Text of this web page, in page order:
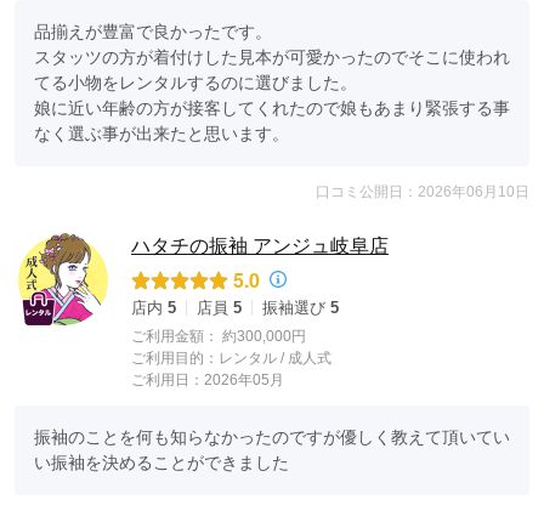
品揃えが豊富で良かったです。
スタッツの方が着付けした見本が可愛かったのでそこに使われ
てる小物をレンタルするのに選びました。
娘に近い年齢の方が接客してくれたので娘もあまり緊張する事
なく選ぶ事が出来たと思います。
口コミ公開日：2026年06月10日
ハタチの振袖 アンジュ岐阜店
5.0
店内 5 店員 5 振袖選び 5
ご利用金額： 約300,000円
ご利用目的： レンタル / 成人式
ご利用日：2026年05月
振袖のことを何も知らなかったのですが優しく教えて頂いてい
い振袖を決めることができました